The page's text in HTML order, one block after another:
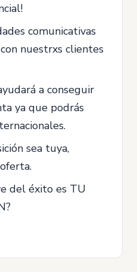
comunicativas
nuestrxs clientes
a conseguir
ya que podrás
sea tuya,
del éxito es TU